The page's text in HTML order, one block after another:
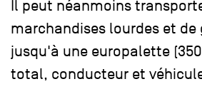
Il peut néanmoins
marchandises lourdes et
jusqu'à une europalette
total, conducteur et